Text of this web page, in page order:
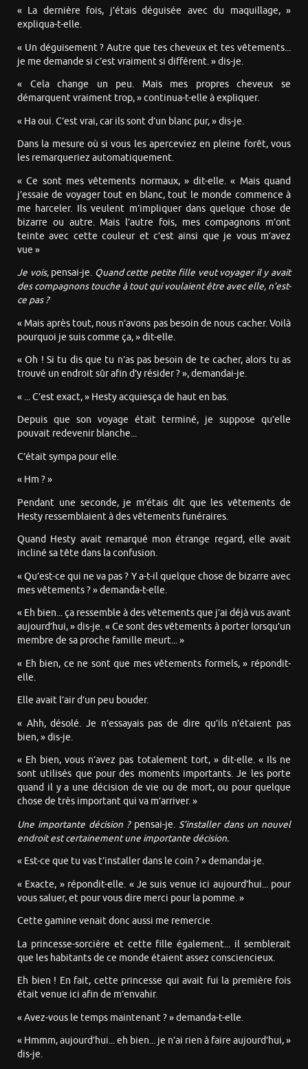
« La dernière fois, j’étais déguisée avec du maquillage, »
expliqua-t-elle.
« Un déguisement ? Autre que tes cheveux et tes vêtements...
je me demande si c’est vraiment si différent. » dis-je.
« Cela change un peu. Mais mes propres cheveux se
démarquent vraiment trop, » continua-t-elle à expliquer.
« Ha oui. C’est vrai, car ils sont d’un blanc pur, » dis-je.
Dans la mesure où si vous les aperceviez en pleine forêt, vous
les remarqueriez automatiquement.
« Ce sont mes vêtements normaux, » dit-elle. « Mais quand
j’essaie de voyager tout en blanc, tout le monde commence à
me harceler. Ils veulent m’impliquer dans quelque chose de
bizarre ou autre. Mais l’autre fois, mes compagnons m’ont
teinte avec cette couleur et c’est ainsi que je vous m’avez
vue »
Je vois, pensai-je. Quand cette petite fille veut voyager il y avait
des compagnons touche à tout qui voulaient être avec elle, n’est-
ce pas ?
« Mais après tout, nous n’avons pas besoin de nous cacher. Voilà
pourquoi je suis comme ça, » dit-elle.
« Oh ! Si tu dis que tu n’as pas besoin de te cacher, alors tu as
trouvé un endroit sûr afin d’y résider ? », demandai-je.
« ... C’est exact, » Hesty acquiesça de haut en bas.
Depuis que son voyage était terminé, je suppose qu’elle
pouvait redevenir blanche...
C’était sympa pour elle.
« Hm ? »
Pendant une seconde, je m’étais dit que les vêtements de
Hesty ressemblaient à des vêtements funéraires.
Quand Hesty avait remarqué mon étrange regard, elle avait
incliné sa tête dans la confusion.
« Qu’est-ce qui ne va pas ? Y a-t-il quelque chose de bizarre avec
mes vêtements ? » demanda-t-elle.
« Eh bien... ça ressemble à des vêtements que j’ai déjà vus avant
aujourd’hui, » dis-je. « Ce sont des vêtements à porter lorsqu’un
membre de sa proche famille meurt... »
« Eh bien, ce ne sont que mes vêtements formels, » répondit-
elle.
Elle avait l’air d’un peu bouder.
« Ahh, désolé. Je n’essayais pas de dire qu’ils n’étaient pas
bien, » dis-je.
« Eh bien, vous n’avez pas totalement tort, » dit-elle. « Ils ne
sont utilisés que pour des moments importants. Je les porte
quand il y a une décision de vie ou de mort, ou pour quelque
chose de très important qui va m’arriver. »
Une importante décision ?pensai-je. S’installer dans un nouvel
endroit est certainement une importante décision.
« Est-ce que tu vas t’installer dans le coin ? » demandai-je.
« Exacte, » répondit-elle. « Je suis venue ici aujourd’hui... pour
vous saluer, et pour vous dire merci pour la pomme. »
Cette gamine venait donc aussi me remercie.
La princesse-sorcière et cette fille également... il semblerait
que les habitants de ce monde étaient assez consciencieux.
Eh bien ! En fait, cette princesse qui avait fui la première fois
était venue ici afin de m’envahir.
« Avez-vous le temps maintenant ? » demanda-t-elle.
« Hmmm, aujourd’hui... eh bien... je n’ai rien à faire aujourd’hui, »
dis-je.